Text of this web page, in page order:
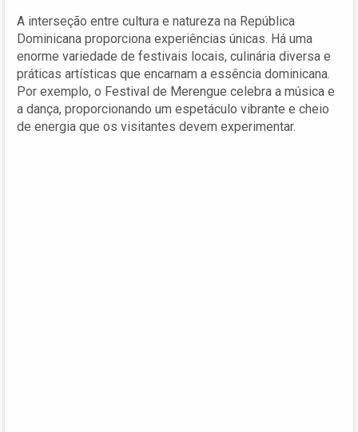
A interseção entre cultura e natureza na República
Dominicana proporciona experiências únicas. Há uma
enorme variedade de festivais locais, culinária diversa e
práticas artísticas que encarnam a essência dominicana.
Por exemplo, o Festival de Merengue celebra a música e
a dança, proporcionando um espetáculo vibrante e cheio
de energia que os visitantes devem experimentar.